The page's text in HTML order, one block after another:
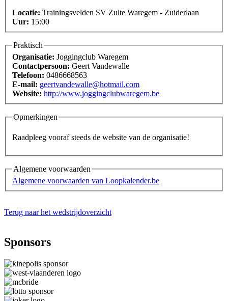
Locatie: Trainingsvelden SV Zulte Waregem - Zuiderlaan
Uur: 15:00
Praktisch
Organisatie: Joggingclub Waregem
Contactpersoon: Geert Vandewalle
Telefoon: 0486668563
E-mail: geertvandewalle@hotmail.com
Website: http://www.joggingclubwaregem.be
Opmerkingen
Raadpleeg vooraf steeds de website van de organisatie!
Algemene voorwaarden
Algemene voorwaarden van Loopkalender.be
Terug naar het wedstrijdoverzicht
Sponsors